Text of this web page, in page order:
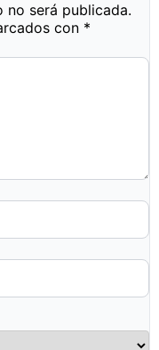
será publicada.
con *